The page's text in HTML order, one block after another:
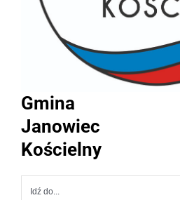
Gmina
Janowiec
Kościelny
Idź do...